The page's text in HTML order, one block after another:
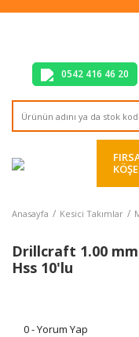
Tüm
0542 416 46 20
Anasayfa Kesici Takımlar
Drillcraft 1.00
Hss 10'lu
0 - Yorum Yap